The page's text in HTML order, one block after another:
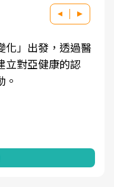
化」出發，透過醫
立對亞健康的認